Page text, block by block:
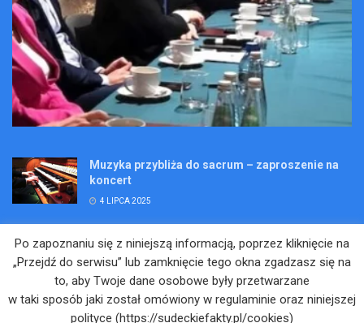
Muzyka przybliża do sacrum – zaproszenie na
koncert
4 LIPCA 2025
Kopalniane Ekspedycje
Adam Maciejczyk: „Chcemy przełamywać
bariery. Nie tylko bólu…”
Po zapoznaniu się z niniejszą informacją, poprzez kliknięcie na
„Przejdź do serwisu” lub zamknięcie tego okna zgadzasz się na
to, aby Twoje dane osobowe były przetwarzane
w taki sposób jaki został omówiony w regulaminie oraz niniejszej
polityce (https://sudeckiefakty.pl/cookies)